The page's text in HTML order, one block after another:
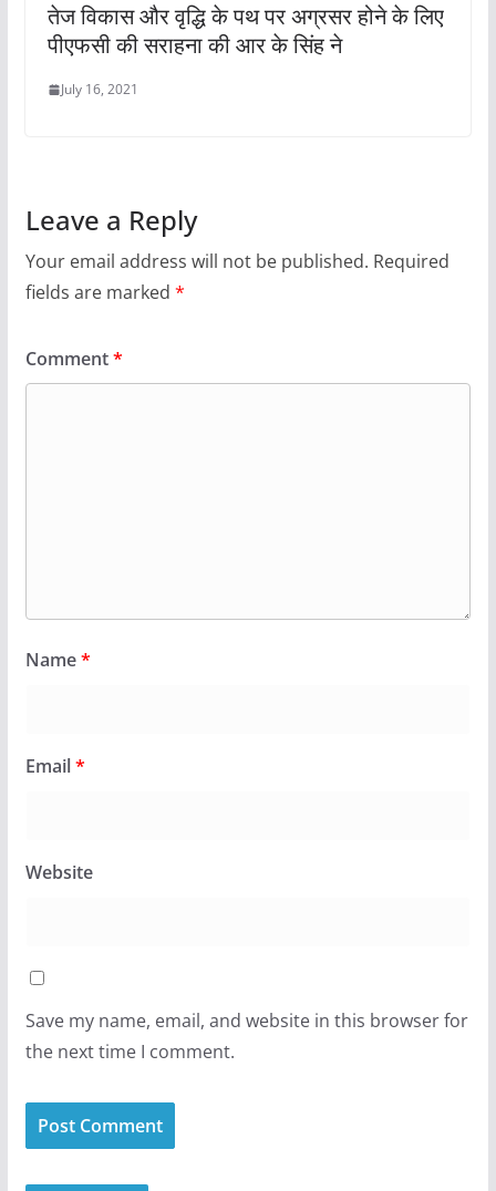
तेज विकास और वृद्धि के पथ पर अग्रसर होने के लिए
पीएफसी की सराहना की आर के सिंह ने
July 16, 2021
Leave a Reply
Your email address will not be published. Required
fields are marked *
Comment*
Name*
Email*
Website
Save my name, email, and website in this browser for
the next time I comment.